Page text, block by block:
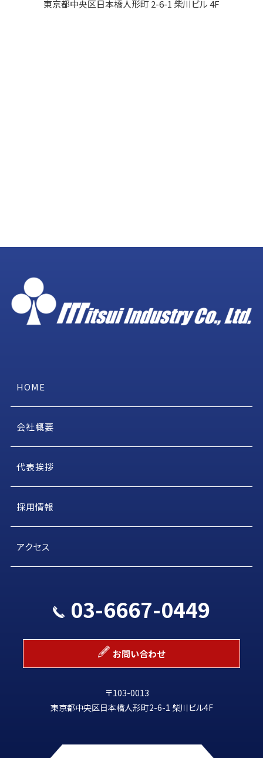
東京都中央区日本橋人形町 2-6-1 柴川ビル 4F
HOME
会社概要
代表挨拶
採用情報
アクセス
03-6667-0449
お問い合わせ
〒103-0013
東京都中央区日本橋人形町2-6-1 柴川ビル4F